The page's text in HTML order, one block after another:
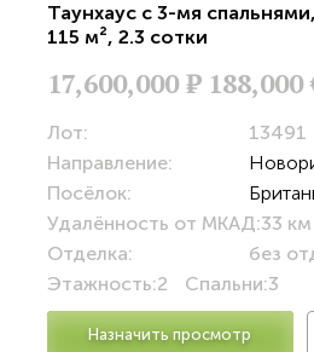
Таунхаус с 3-мя спальнями,
115 м², 2.3 сотки
17,600,000Р 188,000
Лот:
13491
Направление:
Посёлок:
Удалённость от МКАД:33 км
Отделка:
без
Этажность:2 Спальни:3
Назначить просмотр